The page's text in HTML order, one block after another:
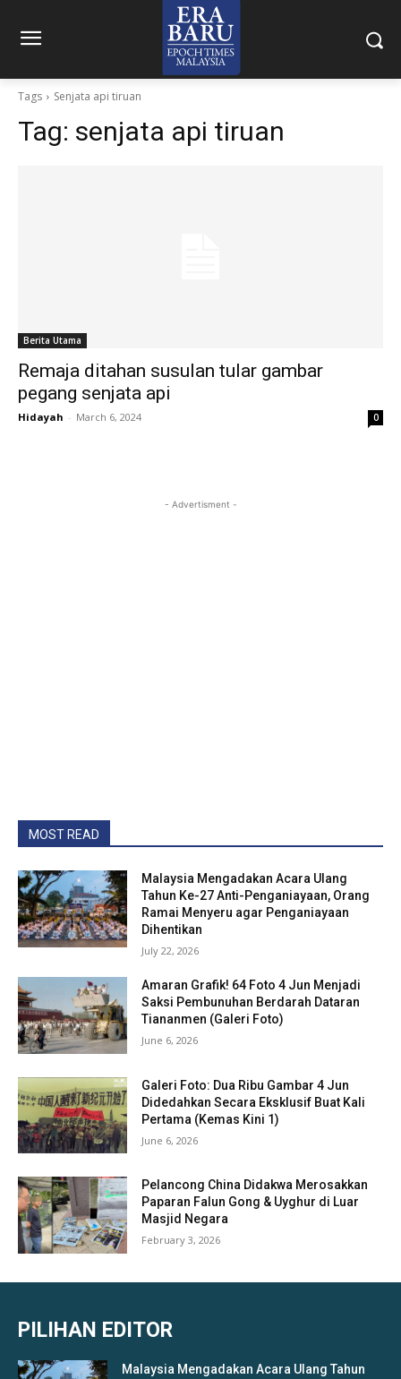
Tags Senjata api tiruan
Tag: senjata api tiruan
Berita Utama
Remaja ditahan susulan tular gambar
pegang senjata api
Hidayah - March 6, 2024 0
- Advertisment -
MOST READ
Malaysia Mengadakan Acara Ulang
Tahun Ke-27 Anti-Penganiayaan, Orang
Ramai Menyeru agar Penganiayaan
Dihentikan
July 22, 2026
Amaran Grafik! 64 Foto 4 Jun Menjadi
Saksi Pembunuhan Berdarah Dataran
Tiananmen (Galeri Foto)
June 6, 2026
Galeri Foto: Dua Ribu Gambar 4 Jun
Didedahkan Secara Eksklusif Buat Kali
Pertama (Kemas Kini 1)
June 6, 2026
Pelancong China Didakwa Merosakkan
Paparan Falun Gong & Uyghur di Luar
Masjid Negara
February 3, 2026
PILIHAN EDITOR
Malaysia Mengadakan Acara Ulang Tahun